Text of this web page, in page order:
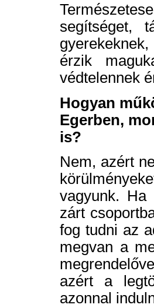
segítséget,
érzik
védtelennek
Hogyan
Egerben,
is?
Nem, azért
vagyunk. Ha
zárt
fog tudni az
megvan a
azért a
azonnal